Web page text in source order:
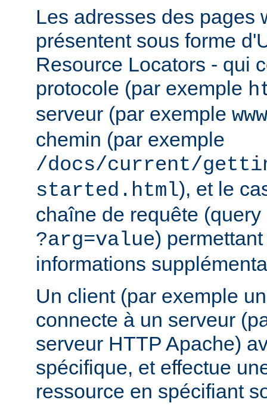
Les adresses des pages
présentent sous forme
Resource Locators - qui
protocole (par exemple
serveur (par exemple
chemin (par exemple
/docs/current/
started.html), et le
chaîne de requête
?arg=value)
informations
Un client (par exemple
connecte à un serveur
serveur HTTP Apache)
spécifique, et effectue
ressource en spécifiant